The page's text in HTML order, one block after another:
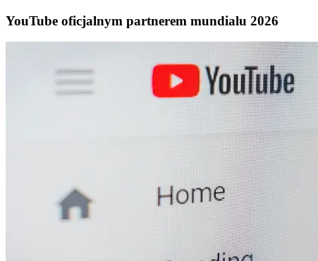
YouTube oficjalnym partnerem mundialu 2026